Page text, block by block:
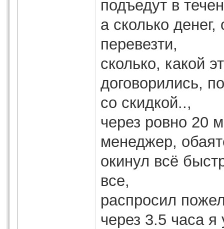
подъедут в
а сколько
перевезти,
сколько, какой
договорились,
со скидкой..,
через ровно 20
менеджер,
окинул всё
все,
распросил
через 3.5 часа